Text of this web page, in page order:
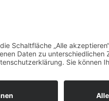
Offenburg – Alle Rechte vorbehalten.